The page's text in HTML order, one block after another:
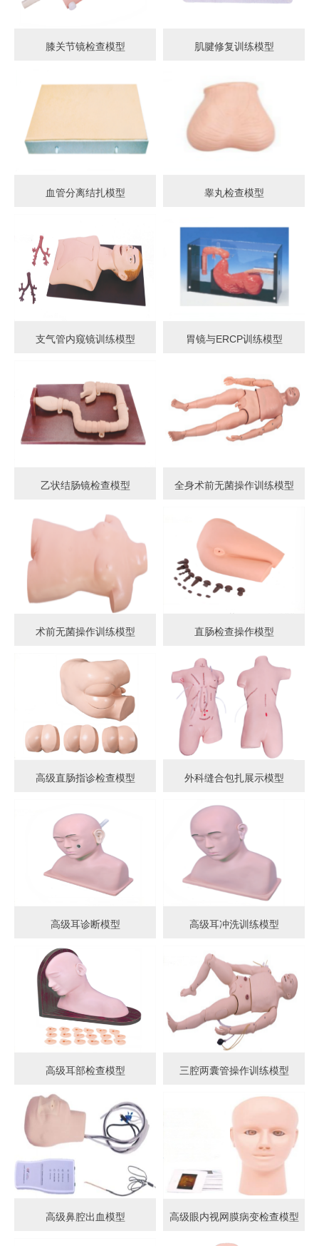
膝关节镜检查模型 肌腱修复训练模型
血管分离结扎模型 睾丸检查模型
支气管内窥镜训练模型 胃镜与ERCP训练模型
乙状结肠镜检查模型 全身术前无菌操作训练模型
术前无菌操作训练模型 直肠检查操作模型
高级直肠指诊检查模型 外科缝合包扎展示模型
高级耳诊断模型 高级耳冲洗训练模型
高级耳部检查模型 三腔两囊管操作训练模型
高级鼻腔出血模型 高级眼内视网膜病变检查模型